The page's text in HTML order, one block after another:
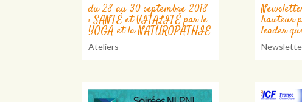
du 28 au 30 septembre 2018
: SANTÉ et VITALITÉ par le
YOGA et la NATUROPATHIE
Ateliers
hauteur
leader